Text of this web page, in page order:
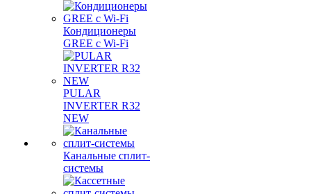
Кондиционеры
GREE с Wi-Fi
PULAR
INVERTER R32
NEW
Канальные сплит-
системы